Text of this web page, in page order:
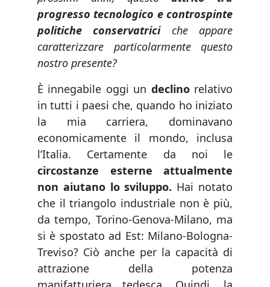
progresso tecnologico e controspinte
politiche conservatriciche appare
caratterizzare particolarmente questo
nostro presente?
È innegabile oggi un declinorelativo
in tutti i paesi che, quando ho iniziato
la mia carriera, dominavano
economicamente il mondo, inclusa
l’Italia. Certamente da noi le
circostanze esterne attualmente
non aiutano lo sviluppo. Hai notato
che il triangolo industriale non è più,
da tempo, Torino-Genova-Milano, ma
si è spostato ad Est: Milano-Bologna-
Treviso? Ciò anche per la capacità di
attrazione della potenza